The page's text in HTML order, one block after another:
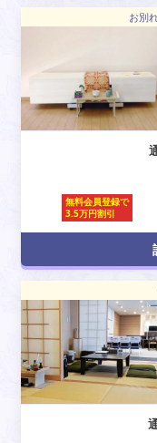
お別
無料会員登録で
3.5万円割引